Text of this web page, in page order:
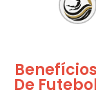
De